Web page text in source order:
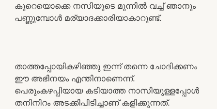
കുറെയൊക്കെ നസിയുടെ മുന്നിൽ വച്ച് ഞാനും
പണ്ണുമ്പോൾ മര്യാദക്കാരിയാകാറുണ്ട്.
താത്തപ്പോയികഴിഞ്ഞു ഇന്ന് തന്നെ ചോദിക്കണം
ഈ അഭിനയം എന്തിനാണെന്ന്.
പെരുംകഴപ്പിയായ കടിയാത്ത നാസിയുള്ളപ്പോൾ
തനിനിറം അടക്കിപിടിച്ചാണ് കളിക്കുന്നത്.